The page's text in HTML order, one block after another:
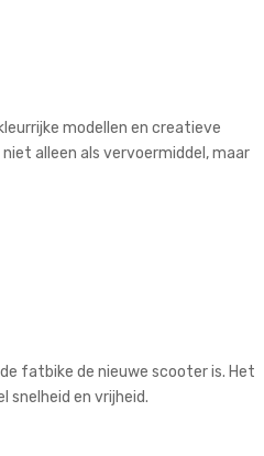
modellen en creatieve
alleen als vervoermiddel, maar
fatbike de nieuwe scooter is. Het
snelheid en vrijheid.